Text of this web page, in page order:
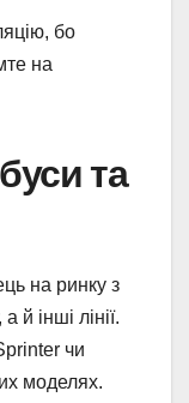
бо
на
та
на ринку з
й інші лінії.
чи
моделях.